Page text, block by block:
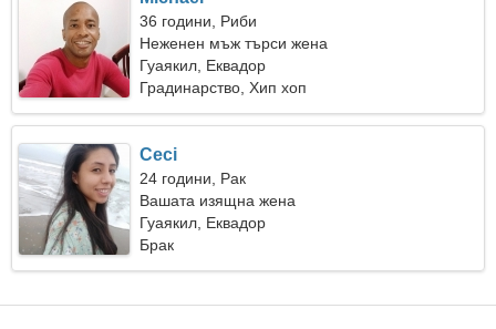
36 години, Риби
Неженен мъж търси жена
Гуаякил, Еквадор
Градинарство, Хип хоп
Ceci
24 години, Рак
Вашата изящна жена
Гуаякил, Еквадор
Брак